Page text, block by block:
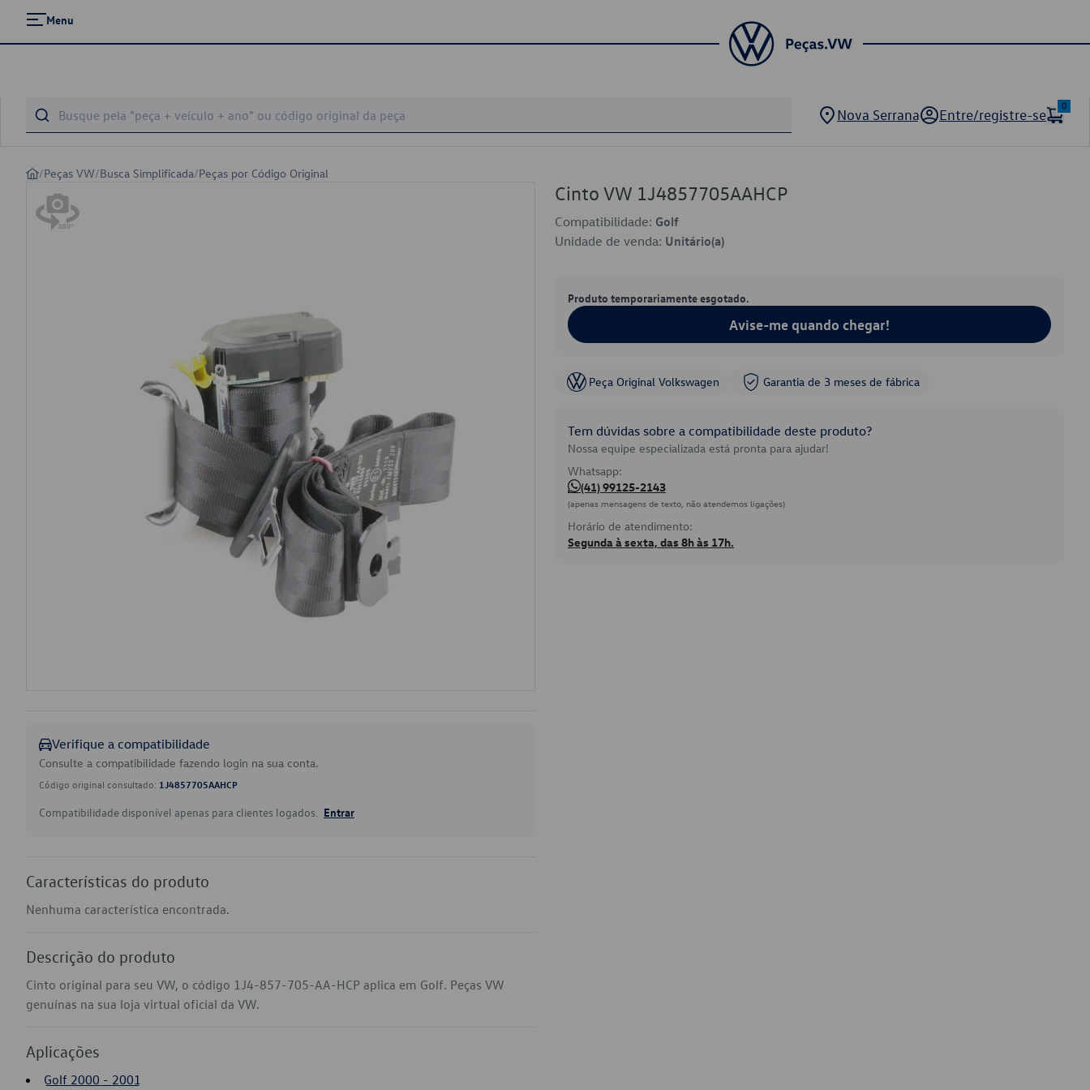
Menu
Nova Serrana Entre/registre-se
0
/Peças VW/Busca Simplificada/Peças por Código Original
Verifique a compatibilidade
Consulte a compatibilidade fazendo login na sua conta.
Código original consultado: 1J4857705AAHCP
Compatibilidade disponível apenas para clientes logados. Entrar
Características do produto
Nenhuma característica encontrada.
Descrição do produto
Cinto original para seu VW, o código 1J4-857-705-AA-HCP aplica em Golf. Peças VW
genuínas na sua loja virtual oficial da VW.
Aplicações
Golf 2000 - 2001
Cinto VW 1J4857705AAHCP
Compatibilidade: Golf
Unidade de venda: Unitário(a)
Produto temporariamente esgotado.
Avise-me quando chegar!
Peça Original Volkswagen Garantia de 3 meses de fábrica
Tem dúvidas sobre a compatibilidade deste produto?
Nossa equipe especializada está pronta para ajudar!
Whatsapp:
(41) 99125-2143
(apenas mensagens de texto, não atendemos ligações)
Horário de atendimento:
Segunda à sexta, das 8h às 17h.